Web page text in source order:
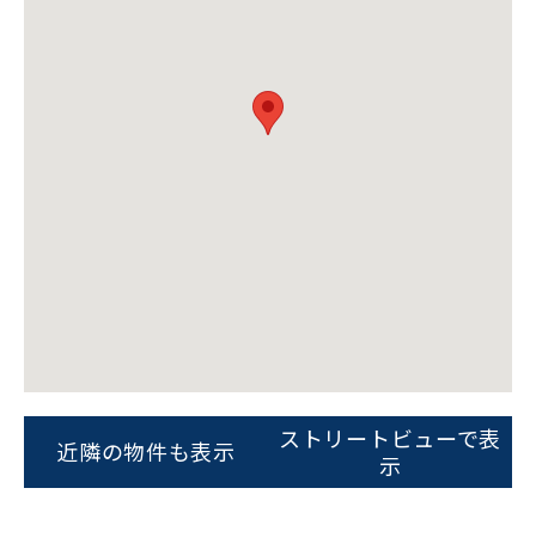
近隣の物件も表示
ストリートビューで表
示